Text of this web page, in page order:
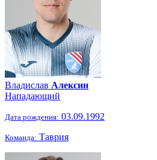
Владислав Алексин
Нападающий
Дата рождения: 03.09.1992
Команда: Таврия